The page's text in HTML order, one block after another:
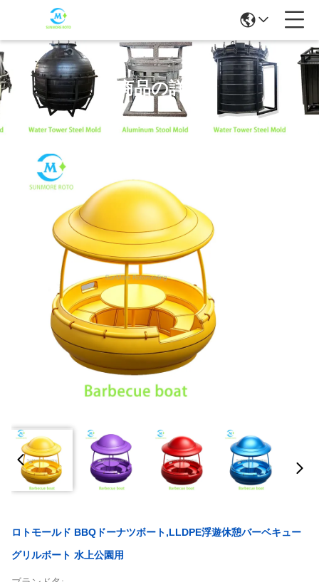
商品の詳細
ロトモールド BBQドーナツボート,LLDPE浮遊休憩バーベキュー
グリルボート 水上公園用